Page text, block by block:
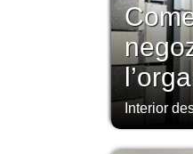
Interior